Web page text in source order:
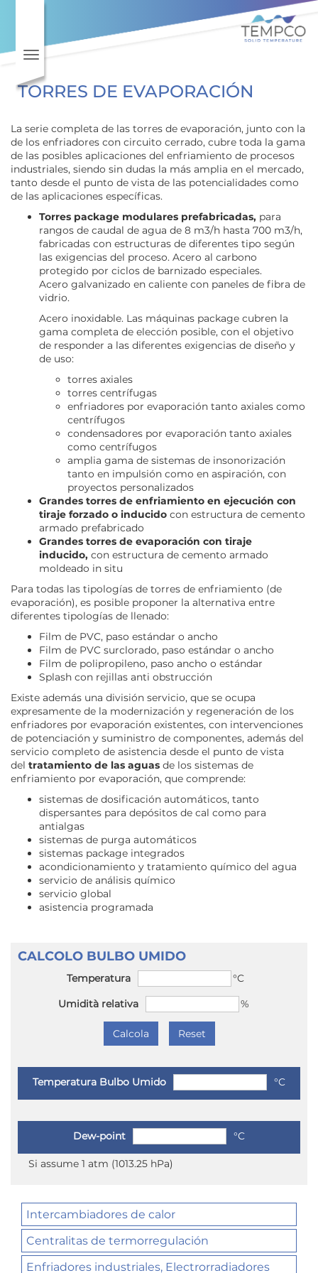
Toggle navigation
TORRES DE EVAPORACIÓN
La serie completa de las torres de evaporación, junto con la
de los enfriadores con circuito cerrado, cubre toda la gama
de las posibles aplicaciones del enfriamiento de procesos
industriales, siendo sin dudas la más amplia en el mercado,
tanto desde el punto de vista de las potencialidades como
de las aplicaciones específicas.
Torres package modulares prefabricadas, para
rangos de caudal de agua de 8 m3/h hasta 700 m3/h,
fabricadas con estructuras de diferentes tipo según
las exigencias del proceso. Acero al carbono
protegido por ciclos de barnizado especiales.
Acero galvanizado en caliente con paneles de fibra de
vidrio.
Acero inoxidable. Las máquinas package cubren la
gama completa de elección posible, con el objetivo
de responder a las diferentes exigencias de diseño y
de uso:
torres axiales
torres centrífugas
enfriadores por evaporación tanto axiales como
centrífugos
condensadores por evaporación tanto axiales
como centrífugos
amplia gama de sistemas de insonorización
tanto en impulsión como en aspiración, con
proyectos personalizados
Grandes torres de enfriamiento en ejecución con
tiraje forzado o inducido con estructura de cemento
armado prefabricado
Grandes torres de evaporación con tiraje
inducido, con estructura de cemento armado
moldeado in situ
Para todas las tipologías de torres de enfriamiento (de
evaporación), es posible proponer la alternativa entre
diferentes tipologías de llenado:
Film de PVC, paso estándar o ancho
Film de PVC surclorado, paso estándar o ancho
Film de polipropileno, paso ancho o estándar
Splash con rejillas anti obstrucción
Existe además una división servicio, que se ocupa
expresamente de la modernización y regeneración de los
enfriadores por evaporación existentes, con intervenciones
de potenciación y suministro de componentes, además del
servicio completo de asistencia desde el punto de vista
del tratamiento de las aguas de los sistemas de
enfriamiento por evaporación, que comprende:
sistemas de dosificación automáticos, tanto
dispersantes para depósitos de cal como para
antialgas
sistemas de purga automáticos
sistemas package integrados
acondicionamiento y tratamiento químico del agua
servicio de análisis químico
servicio global
asistencia programada
CALCOLO BULBO UMIDO
Temperatura
°C
Umidità relativa
%
Temperatura Bulbo Umido °C
Dew-point °C
Si assume 1 atm (1013.25 hPa)
Intercambiadores de calor
Centralitas de termorregulación
Enfriadores industriales, Electrorradiadores